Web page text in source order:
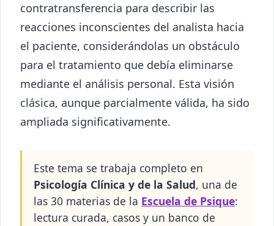
contratransferencia para describir las
reacciones inconscientes del analista hacia
el paciente, considerándolas un obstáculo
para el tratamiento que debía eliminarse
mediante el análisis personal. Esta visión
clásica, aunque parcialmente válida, ha sido
ampliada significativamente.
Este tema se trabaja completo en
Psicología Clínica y de la Salud, una de
las 30 materias de la Escuela de Psique:
lectura curada, casos y un banco de